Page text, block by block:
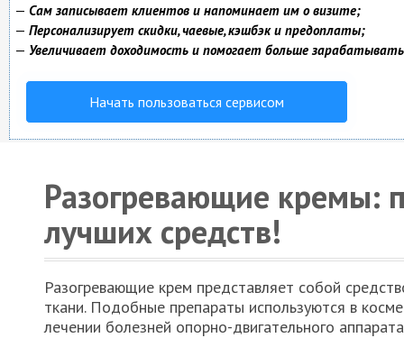
— Сам записывает клиентов и напоминает им о визите;
— Персонализирует скидки, чаевые, кэшбэк и предоплаты;
— Увеличивает доходимость и помогает больше
Начать пользоваться сервисом
Разогревающие кремы:
лучших средств!
Разогревающие крем представляет собой
ткани. Подобные препараты используются в
лечении болезней опорно-двигательного